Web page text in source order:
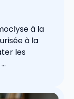
à la
à la
les